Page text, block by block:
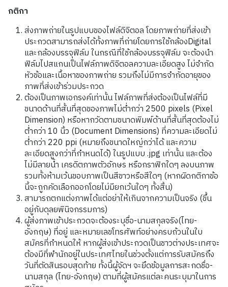
กติกา
ส่งภาพถ่ายในรูปแบบของไฟล์ดิจิตอล โดยภาพถ่ายที่ส่งเข้า
ประกวดสามารถส่งได้ทั้งภาพที่ถ่ายโดยการใช้กล้องDigital
และกล้องบรรจุฟิล์ม ในกรณีที่ใช้กล้องบรรจุฟิล์ม จะต้องนำ
ฟิล์มไปสแกนเป็นไฟล์ภาพดิจิตอลความละเอียดสูง ไม่จำกัด
หัวข้อและเนื้อหาของภาพถ่าย รวมถึงไม่มีการจำกัดอายุของ
ภาพที่ส่งเข้าร่วมประกวด
ต้องเป็นภาพเอกรงค์เท่านั้น ไฟล์ภาพที่ส่งต้องเป็นไฟล์ที่มี
ขนาดด้านที่สั้นที่สุดของภาพไม่ต่ำกว่า 2500 pixels (Pixel
Dimension) หรือหากวัดตามขนาดพิมพ์ด้านที่สั้นที่สุดต้องไม่
ต่ำกว่า 10 นิ้ว (Document Dimensions) ที่ความละเอียดไม่
ต่ำกว่า 220 ppi (หมายถึงขนาดใหญ่กว่าได้ และความ
ละเอียดสูงกว่าที่กำหนดได้) ในรูปแบบ .jpg เท่านั้น และต้อง
ไม่มีลายน้ำ เครดิตภาพตัวอักษร หรือกราฟิกใดๆ ลงบนภาพ
รวมทั้งห้ามเว้นขอบภาพเป็นสีขาวหรือสีใดๆ (หากผิดกติกาข้อ
นี้จะถูกคัดเลือกออกโดยไม่มียกเว้นใดๆ ทั้งสิ้น)
สามารถตกแต่งภาพได้แต่อย่าให้เกินจากความเป็นจริง (ขึ้น
อยู่กับดุลยพินิจกรรมการ)
ผู้ส่งภาพเข้าประกวดจะต้องระบุชื่อ-นามสกุลจริง(ไทย-
อังกฤษ) ที่อยู่ และหมายเลขโทรศัพท์อย่างครบถ้วนในใบ
สมัครที่กำหนดให้ หากผู้ส่งเข้าประกวดเป็นชาวต่างประเทศจะ
ต้องมีที่พำนักอยู่ในประเทศไทยในช่วงตั้งแต่การรับสมัครถึง
วันที่ตัดสินรอบสุดท้าย ทั้งนี้ผู้จัดฯ จะยึดข้อมูลการสะกดชื่อ-
นามสกุล (ไทย-อังกฤษ) ตามที่ผู้สมัครแต่ละคนระบุมาในการ